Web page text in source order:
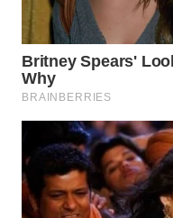
WN
KALSEL
WN
KALTIM
WN
SULSEL